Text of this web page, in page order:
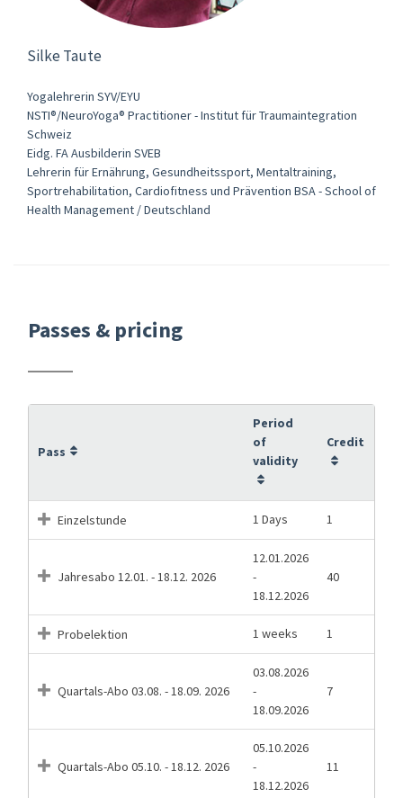
Silke Taute
Yogalehrerin SYV/EYU
NSTI®/NeuroYoga® Practitioner - Institut für Traumaintegration
Schweiz
Eidg. FA Ausbilderin SVEB
Lehrerin für Ernährung, Gesundheitssport, Mentaltraining,
Sportrehabilitation, Cardiofitness und Prävention BSA - School of
Health Management / Deutschland
Passes & pricing
Pass
Period
of
validity
Credit
Einzelstunde 1 Days 1
Jahresabo 12.01. - 18.12. 2026
12.01.2026
-
18.12.2026
40
Probelektion 1 weeks 1
Quartals-Abo 03.08. - 18.09. 2026
03.08.2026
-
18.09.2026
7
Quartals-Abo 05.10. - 18.12. 2026
05.10.2026
-
18.12.2026
11